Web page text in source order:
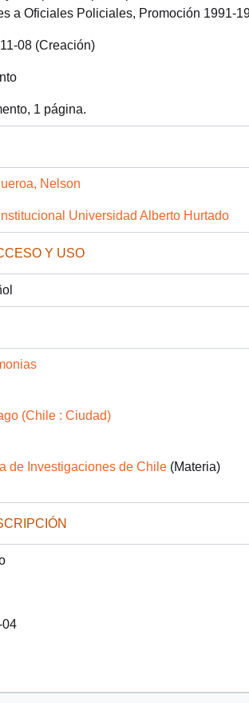
a Oficiales Policiales, Promoción 1991-
08 (Creación)
1 página.
Nelson
Universidad Alberto Hurtado
Y USO
(Chile : Ciudad)
de Investigaciones de Chile(Materia)
04